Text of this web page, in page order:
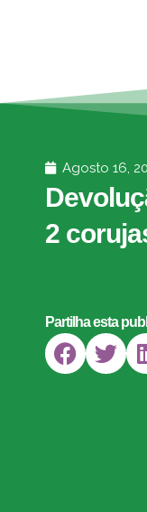
Agosto 16,
2
Partilha esta